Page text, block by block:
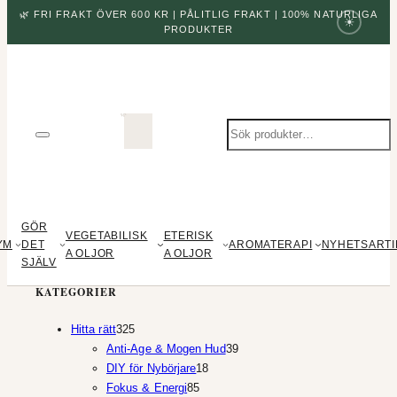
🌿 FRI FRAKT ÖVER 600 KR | PÅLITLIG FRAKT | 100% NATURLIGA
PRODUKTER
☀
Sök
produkter
GÖR
DET
SJÄLV
VEGETABILISK
A OLJOR
ETERISK
A OLJOR
AROMATERAPI
KATEGORIER
Hitta rätt325325
produkter
Anti-Age & Mogen Hud3939
DIY för Nybörjare1818
Fokus & Energi8585